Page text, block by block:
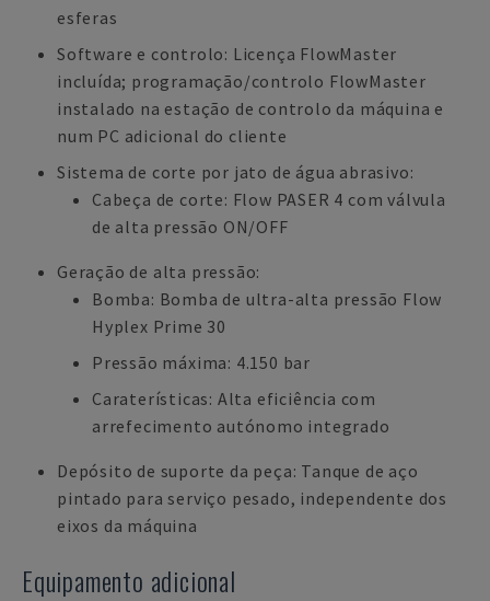
esferas
Software e controlo: Licença FlowMaster
incluída; programação/controlo FlowMaster
instalado na estação de controlo da máquina e
num PC adicional do cliente
Sistema de corte por jato de água abrasivo:
Cabeça de corte: Flow PASER 4 com válvula
de alta pressão ON/OFF
Geração de alta pressão:
Bomba: Bomba de ultra-alta pressão Flow
Hyplex Prime 30
Pressão máxima: 4.150 bar
Caraterísticas: Alta eficiência com
arrefecimento autónomo integrado
Depósito de suporte da peça: Tanque de aço
pintado para serviço pesado, independente dos
eixos da máquina
Equipamento adicional